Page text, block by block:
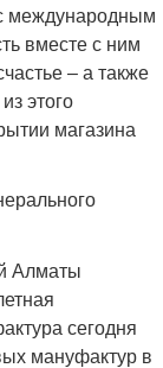
международным
вместе с ним
– а также
этого
магазина
Алматы
сегодня
мануфактур в